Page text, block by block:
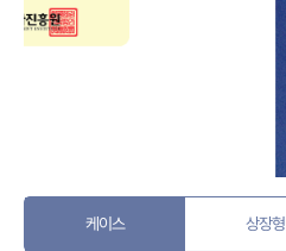
케이스 상장형